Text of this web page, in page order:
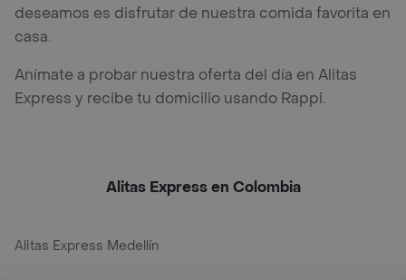
deseamos es disfrutar de nuestra comida favorita en
casa.
Anímate a probar nuestra oferta del día en Alitas
Express y recibe tu domicilio usando Rappi.
Alitas Express en Colombia
Alitas Express Medellín